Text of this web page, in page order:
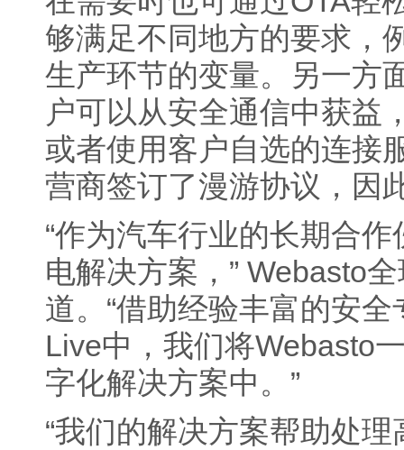
够满足不同地方的要求，
生产环节的变量。另一方
户可以从安全通信中获益
或者使用客户自选的连接
营商签订了漫游协议，因
“作为汽车行业的长期合
电解决方案，” Webasto
道。“借助经验丰富的安
Live中，我们将Webasto
字化解决方案中。”
“我们的解决方案帮助处